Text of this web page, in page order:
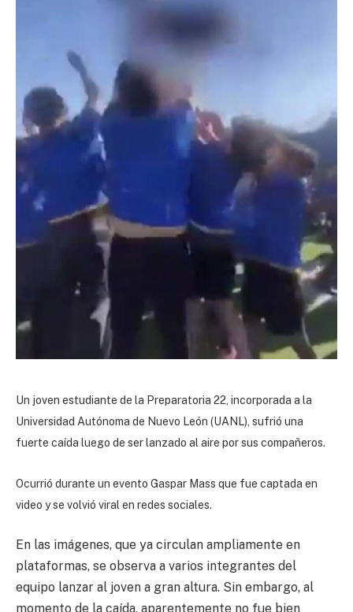
Un joven estudiante de la Preparatoria 22, incorporada a la
Universidad Autónoma de Nuevo León (UANL), sufrió una
fuerte caída luego de ser lanzado al aire por sus compañeros.
Ocurrió durante un evento Gaspar Mass que fue captada en
video y se volvió viral en redes sociales.
En las imágenes, que ya circulan ampliamente en
plataformas, se observa a varios integrantes del
equipo lanzar al joven a gran altura. Sin embargo, al
momento de la caída, aparentemente no fue bien